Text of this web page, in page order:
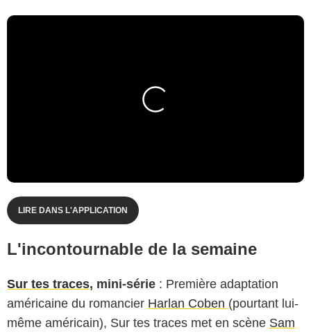
LIRE DANS L'APPLICATION
L'incontournable de la semaine
Sur tes traces, mini-série : Première adaptation
américaine du romancier Harlan Coben (pourtant lui-
même américain), Sur tes traces met en scène Sam